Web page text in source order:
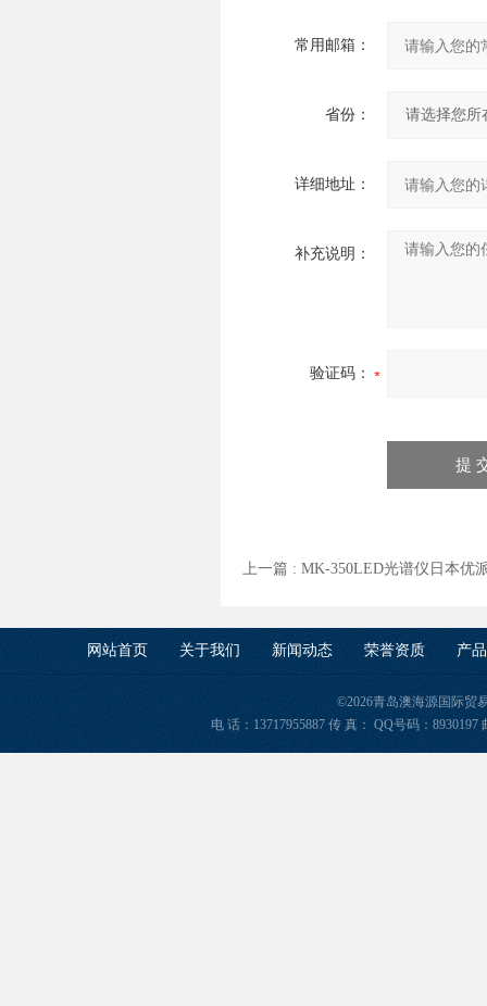
常用邮箱：
省份：
详细地址：
补充说明：
验证码：
上一篇 : MK-350LED光谱仪日本优
网站首页 关于我们 新闻动态 荣誉资质 产
©2026青岛澳海源国际贸
电 话：13717955887 传 真： QQ号码：